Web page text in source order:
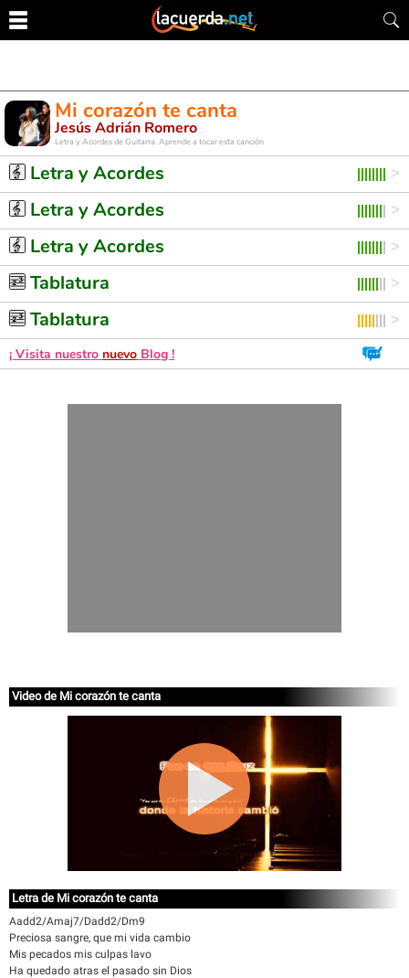
Mi corazón te canta
Jesús Adrián Romero
Letra y Acordes de Guitarra. Aprende a tocar esta canción
Letra y Acordes
Letra y Acordes
Letra y Acordes
Tablatura
Tablatura
¡ Visita nuestro nuevo Blog !
Video de Mi corazón te canta
Letra de Mi corazón te canta
Aadd2/Amaj7/Dadd2/Dm9
Preciosa sangre, que mi vida cambio
Mis pecados mis culpas lavo
Ha quedado atras el pasado sin Dios